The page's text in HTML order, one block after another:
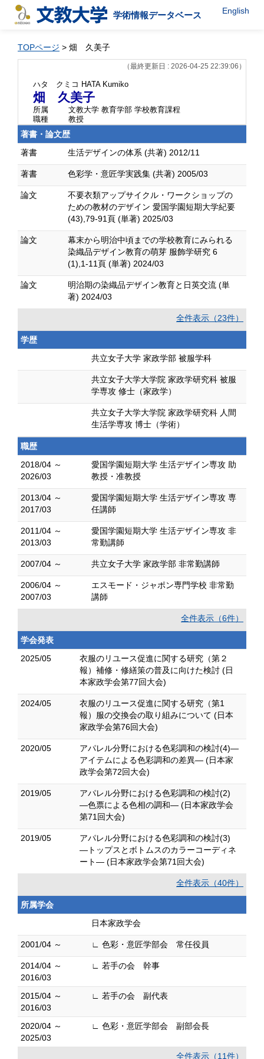
学術情報データベース English
TOPページ > 畑 久美子
（最終更新日 : 2026-04-25 22:39:06）
ハタ クミコ HATA Kumiko
畑 久美子
所属
文教大学 教育学部 学校教育課程
職種
教授
著書・論文歴
著書
生活デザインの体系 (共著) 2012/11
著書 色彩学・意匠学実践集 (共著) 2005/03
論文
不要衣類アップサイクル・ワークショップの
ための教材のデザイン 愛国学園短期大学紀要
(43),79-91頁 (単著) 2025/03
論文
幕末から明治中頃までの学校教育にみられる
染織品デザイン教育の萌芽 服飾学研究 6
(1),1-11頁 (単著) 2024/03
論文
明治期の染織品デザイン教育と日英交流 (単
著) 2024/03
全件表示（23件）
学歴
共立女子大学 家政学部 被服学科
共立女子大学大学院 家政学研究科 被服
学専攻 修士（家政学）
共立女子大学大学院 家政学研究科 人間
生活学専攻 博士（学術）
職歴
2018/04 ～
2026/03
愛国学園短期大学 生活デザイン専攻 助
教授・准教授
2013/04 ～
2017/03
愛国学園短期大学 生活デザイン専攻 専
任講師
2011/04 ～
2013/03
愛国学園短期大学 生活デザイン専攻 非
常勤講師
2007/04 ～ 共立女子大学 家政学部 非常勤講師
2006/04 ～
2007/03
エスモード・ジャポン専門学校 非常勤
講師
全件表示（6件）
学会発表
2025/05
衣服のリユース促進に関する研究（第２
報）補修・修繕策の普及に向けた検討 (日
本家政学会第77回大会)
2024/05
衣服のリユース促進に関する研究（第1
報）服の交換会の取り組みについて (日本
家政学会第76回大会)
2020/05
アパレル分野における色彩調和の検討(4)―
アイテムによる色彩調和の差異― (日本家
政学会第72回大会)
2019/05
アパレル分野における色彩調和の検討(2)
―色票による色相の調和― (日本家政学会
第71回大会)
2019/05
アパレル分野における色彩調和の検討(3)
―トップスとボトムスのカラーコーディネ
ート― (日本家政学会第71回大会)
全件表示（40件）
所属学会
日本家政学会
2001/04 ～ ∟ 色彩・意匠学部会 常任役員
2014/04 ～
2016/03
∟ 若手の会 幹事
2015/04 ～
2016/03
∟ 若手の会 副代表
2020/04 ～
2025/03
∟ 色彩・意匠学部会 副部会長
全件表示（11件）